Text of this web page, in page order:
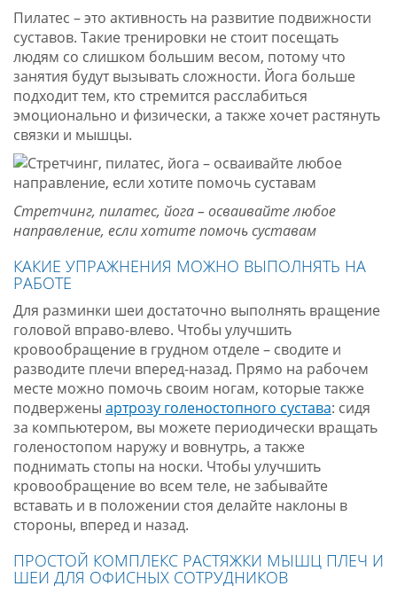
Пилатес – это активность на развитие подвижности
суставов. Такие тренировки не стоит посещать
людям со слишком большим весом, потому что
занятия будут вызывать сложности. Йога больше
подходит тем, кто стремится расслабиться
эмоционально и физически, а также хочет растянуть
связки и мышцы.
Стретчинг, пилатес, йога – осваивайте любое
направление, если хотите помочь суставам
КАКИЕ УПРАЖНЕНИЯ МОЖНО ВЫПОЛНЯТЬ НА
РАБОТЕ
Для разминки шеи достаточно выполнять вращение
головой вправо-влево. Чтобы улучшить
кровообращение в грудном отделе – сводите и
разводите плечи вперед-назад. Прямо на рабочем
месте можно помочь своим ногам, которые также
подвержены артрозу голеностопного сустава: сидя
за компьютером, вы можете периодически вращать
голеностопом наружу и вовнутрь, а также
поднимать стопы на носки. Чтобы улучшить
кровообращение во всем теле, не забывайте
вставать и в положении стоя делайте наклоны в
стороны, вперед и назад.
ПРОСТОЙ КОМПЛЕКС РАСТЯЖКИ МЫШЦ ПЛЕЧ И
ШЕИ ДЛЯ ОФИСНЫХ СОТРУДНИКОВ